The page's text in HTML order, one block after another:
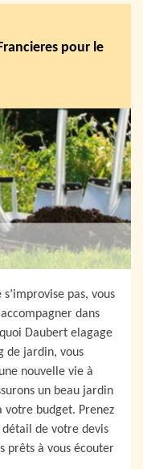
pour le
pas, vous
dans
Daubert elagage
de jardin, vous
nouvelle vie à
un beau jardin
votre budget. Prenez
détail de votre devis
prêts à vous écouter